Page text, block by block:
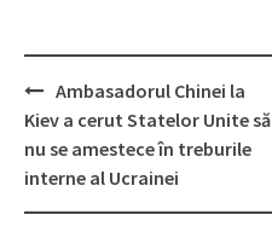
Post
navigation
Ambasadorul Chinei la
Kiev a cerut Statelor Unite să
nu se amestece în treburile
interne al Ucrainei